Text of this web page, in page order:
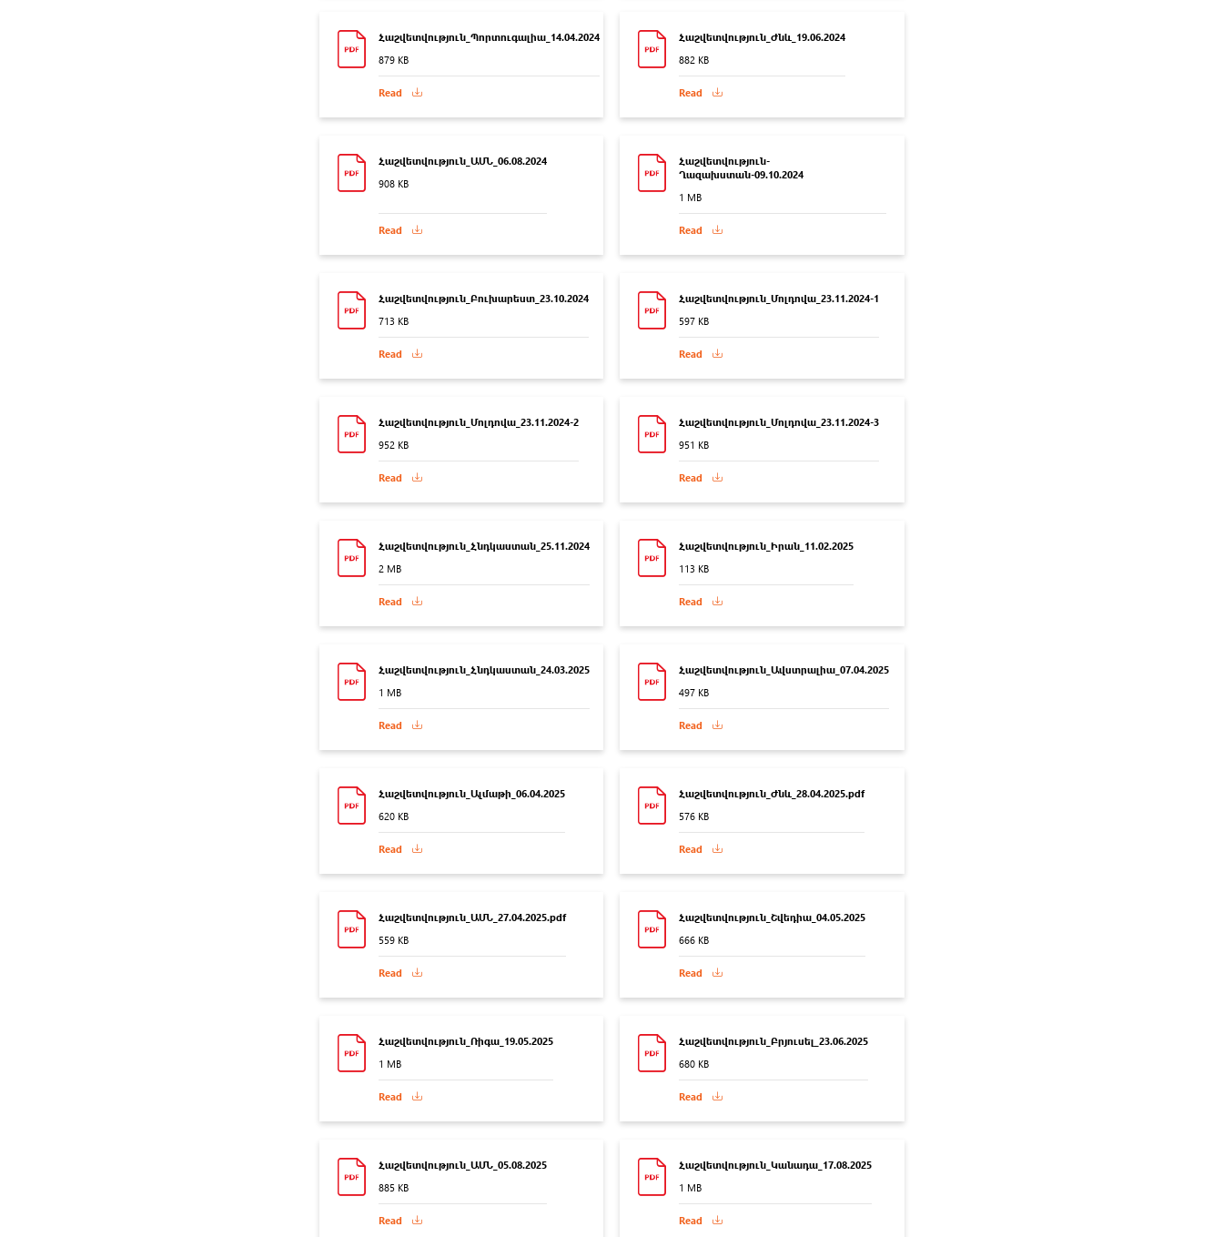
Հաշվետվություն_Պորտուգալիա_14.04.2024
879 KB
Read
Հաշվետվություն_Ժնև_19.06.2024
882 KB
Read
Հաշվետվություն_ԱՄՆ_06.08.2024
908 KB
Read
Հաշվետվություն-
Ղազախստան-09.10.2024
1 MB
Read
Հաշվետվություն_Բուխարեստ_23.10.2024
713 KB
Read
Հաշվետվություն_Մոլդովա_23.11.2024-1
597 KB
Read
Հաշվետվություն_Մոլդովա_23.11.2024-2
952 KB
Read
Հաշվետվություն_Մոլդովա_23.11.2024-3
951 KB
Read
Հաշվետվություն_Հնդկաստան_25.11.2024
2 MB
Read
Հաշվետվություն_Իրան_11.02.2025
113 KB
Read
Հաշվետվություն_Հնդկաստան_24.03.2025
1 MB
Read
Հաշվետվություն_Ավստրալիա_07.04.2025
497 KB
Read
Հաշվետվություն_Ալմաթի_06.04.2025
620 KB
Read
Հաշվետվություն_Ժնև_28.04.2025.pdf
576 KB
Read
Հաշվետվություն_ԱՄՆ_27.04.2025.pdf
559 KB
Read
Հաշվետվություն_Շվեդիա_04.05.2025
666 KB
Read
Հաշվետվություն_Ռիգա_19.05.2025
1 MB
Read
Հաշվետվություն_Բրյուսել_23.06.2025
680 KB
Read
Հաշվետվություն_ԱՄՆ_05.08.2025
885 KB
Read
Հաշվետվություն_Կանադա_17.08.2025
1 MB
Read